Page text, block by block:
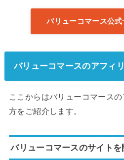
バリューコマース公
バリューコマースのアフィ
ここからはバリューコマース
方をご紹介します。
バリューコマースのサイトを